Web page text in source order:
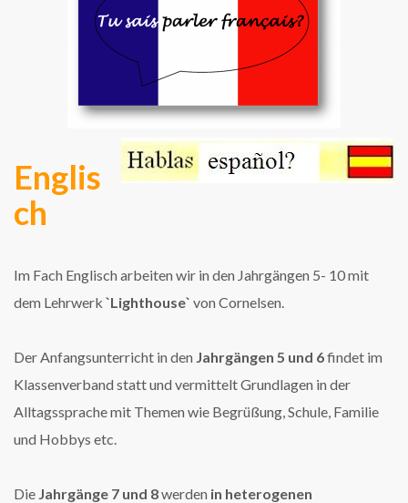
Englis
ch
Im Fach Englisch arbeiten wir in den Jahrgängen 5- 10 mit
dem Lehrwerk `Lighthouse` von Cornelsen.
Der Anfangsunterricht in den Jahrgängen 5 und 6findet im
Klassenverband statt und vermittelt Grundlagen in der
Alltagssprache mit Themen wie Begrüßung, Schule, Familie
und Hobbys etc.
Die Jahrgänge 7 und 8werden in heterogenen